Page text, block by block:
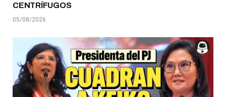
CENTRÍFUGOS
05/08/2026